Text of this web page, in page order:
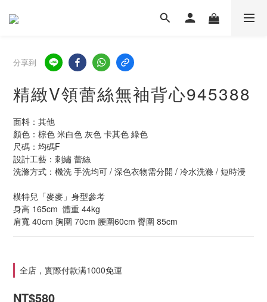
分享到
精緻V領蕾絲無袖背心945388
面料：其他
顏色：棕色 米白色 灰色 卡其色 綠色
尺碼：均碼F
設計工藝：刺繡 蕾絲
洗滌方式：機洗 手洗均可 / 深色衣物需分開 / 冷水洗滌 / 短時浸
模特兒「麥麥」身型參考
身高 165cm  體重 44kg
肩寬 40cm 胸圍 70cm 腰圍60cm 臀圍 85cm
全店，實際付款满1000免運
NT$580